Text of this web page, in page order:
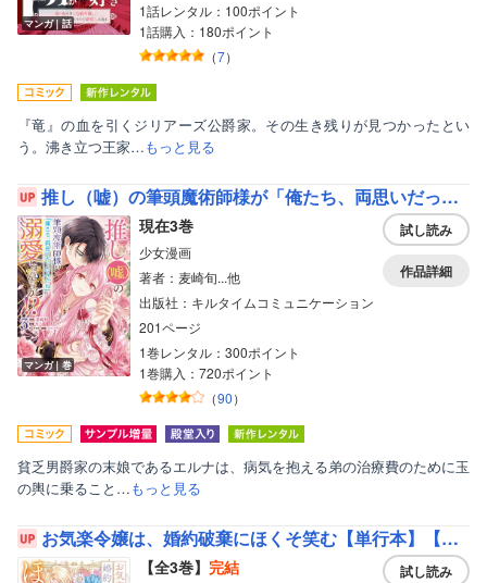
マンガ｜話
1話レンタル：100ポイント
1話購入：180ポイント
（7）
『竜』の血を引くジリアーズ公爵家。その生き残りが見つかったとい
う。沸き立つ王家…もっと見る
推し（嘘）の筆頭魔術師様が「俺たち、両思いだったんだね」と溺愛してくるんですが！？【単行本】
マンガ｜巻
現在3巻
少女漫画
著者：麦崎旬...他
出版社：キルタイムコミュニケーション
201ページ
1巻レンタル：300ポイント
1巻購入：720ポイント
（90）
試し読み
作品詳細
貧乏男爵家の末娘であるエルナは、病気を抱える弟の治療費のために玉
の輿に乗ること…もっと見る
お気楽令嬢は、婚約破棄にほくそ笑む【単行本】【Renta！特典付き】
【全3巻】 完結 試し読み